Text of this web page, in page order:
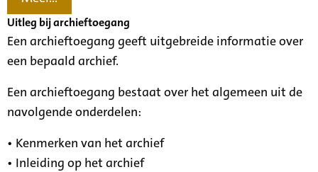
Uitleg bij archieftoegang
Een archieftoegang geeft uitgebreide informatie over
een bepaald archief.
Een archieftoegang bestaat over het algemeen uit de
navolgende onderdelen:
• Kenmerken van het archief
• Inleiding op het archief